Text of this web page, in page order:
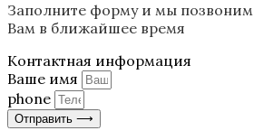
Заполните форму и мы позвоним
Вам в ближайшее время
Контактная информация
Ваше имя
phone
Отправить ⟶